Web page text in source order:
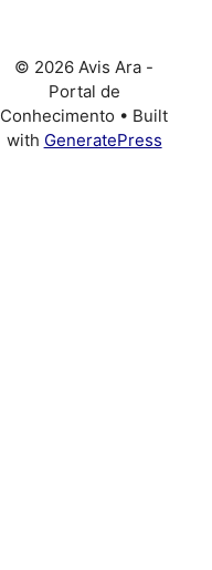
© 2026 Avis Ara -
Portal de
Conhecimento • Built
with GeneratePress